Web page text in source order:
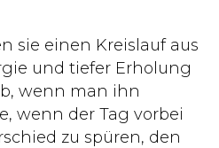
sie einen Kreislauf aus
und tiefer Erholung
wenn man ihn
wenn der Tag vorbei
zu spüren, den